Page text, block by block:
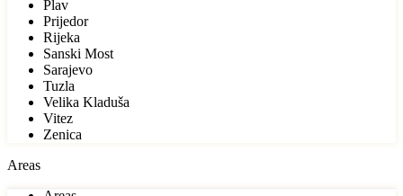
Plav
Prijedor
Rijeka
Sanski Most
Sarajevo
Tuzla
Velika Kladuša
Vitez
Zenica
Areas